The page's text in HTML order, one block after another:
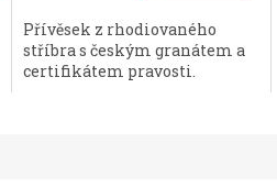
Přívěsek z rhodiovaného
stříbra s českým granátem a
certifikátem pravosti.